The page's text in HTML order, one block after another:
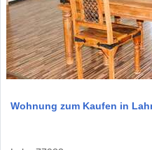
Wohnung zum Kaufen in